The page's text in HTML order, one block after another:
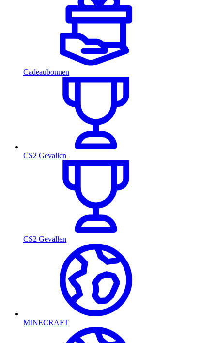
Cadeaubonnen
CS2 Gevallen
CS2 Gevallen
MINECRAFT